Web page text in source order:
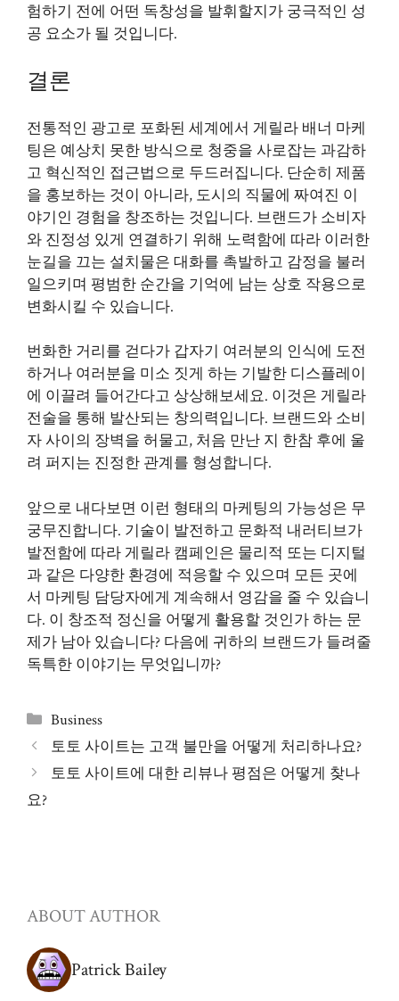
험하기 전에 어떤 독창성을 발휘할지가 궁극적인 성
공 요소가 될 것입니다.
결론
전통적인 광고로 포화된 세계에서 게릴라 배너 마케
팅은 예상치 못한 방식으로 청중을 사로잡는 과감하
고 혁신적인 접근법으로 두드러집니다. 단순히 제품
을 홍보하는 것이 아니라, 도시의 직물에 짜여진 이
야기인 경험을 창조하는 것입니다. 브랜드가 소비자
와 진정성 있게 연결하기 위해 노력함에 따라 이러한
눈길을 끄는 설치물은 대화를 촉발하고 감정을 불러
일으키며 평범한 순간을 기억에 남는 상호 작용으로
변화시킬 수 있습니다.
번화한 거리를 걷다가 갑자기 여러분의 인식에 도전
하거나 여러분을 미소 짓게 하는 기발한 디스플레이
에 이끌려 들어간다고 상상해보세요. 이것은 게릴라
전술을 통해 발산되는 창의력입니다. 브랜드와 소비
자 사이의 장벽을 허물고, 처음 만난 지 한참 후에 울
려 퍼지는 진정한 관계를 형성합니다.
앞으로 내다보면 이런 형태의 마케팅의 가능성은 무
궁무진합니다. 기술이 발전하고 문화적 내러티브가
발전함에 따라 게릴라 캠페인은 물리적 또는 디지털
과 같은 다양한 환경에 적응할 수 있으며 모든 곳에
서 마케팅 담당자에게 계속해서 영감을 줄 수 있습니
다. 이 창조적 정신을 어떻게 활용할 것인가 하는 문
제가 남아 있습니다? 다음에 귀하의 브랜드가 들려줄
독특한 이야기는 무엇입니까?
Categories
Business
토토 사이트는 고객 불만을 어떻게 처리하나요?
토토 사이트에 대한 리뷰나 평점은 어떻게 찾나
요?
ABOUT AUTHOR
Patrick Bailey